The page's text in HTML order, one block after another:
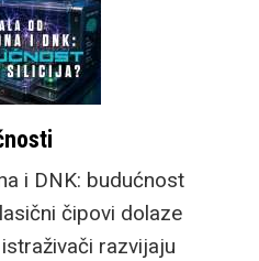
i DNK: budućnost
čipovi dolaze
razvijaju